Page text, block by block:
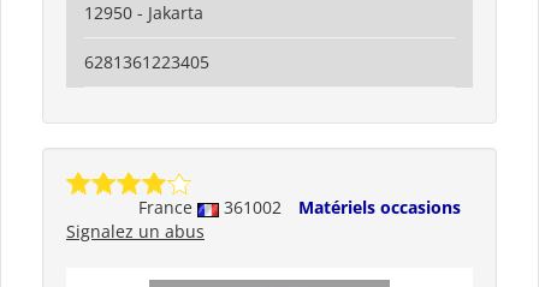
12950 - Jakarta
6281361223405
France 361002
Matériels occasions
Signalez un abus